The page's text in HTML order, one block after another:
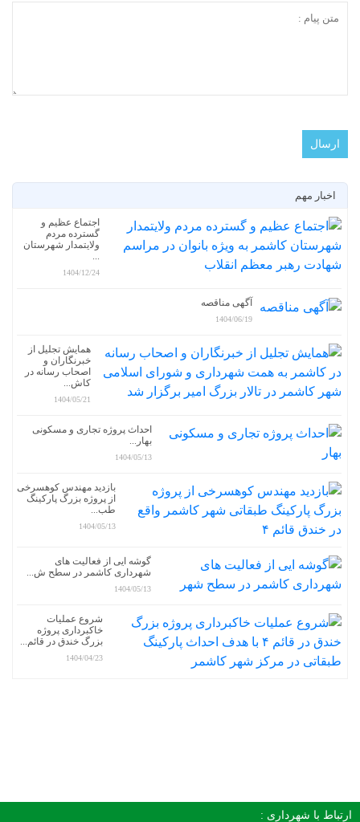
اخبار مهم
اجتماع عظیم و
گسترده مردم
ولایتمدار شهرستان
...
1404/12/24
آگهی مناقصه
1404/06/19
همایش تجلیل از
خبرنگاران و
اصحاب رسانه در
کاش...
1404/05/21
احداث پروژه تجاری و مسکونی
بهار...
1404/05/13
بازدید مهندس کوهسرخی
از پروژه بزرگ پارکینگ
طب...
1404/05/13
گوشه ایی از فعالیت های
شهرداری کاشمر در سطح ش...
1404/05/13
شروع عملیات
خاکبرداری پروژه
بزرگ خندق در قائم...
1404/04/23
ارتباط با شهرداری :